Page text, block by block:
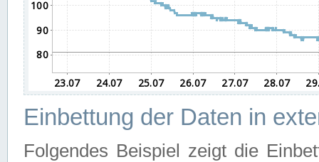
Einbettung der Daten in
Folgendes Beispiel zeigt die